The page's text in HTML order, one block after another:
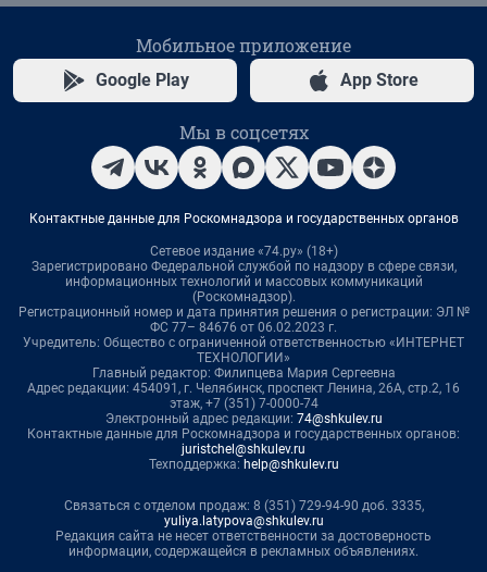
Мобильное приложение
Google Play App Store
Мы в соцсетях
Контактные данные для Роскомнадзора и государственных органов
Сетевое издание «74.ру» (18+)
Зарегистрировано Федеральной службой по надзору в сфере связи,
информационных технологий и массовых коммуникаций
(Роскомнадзор).
Регистрационный номер и дата принятия решения о регистрации: ЭЛ №
ФС 77– 84676 от 06.02.2023 г.
Учредитель: Общество с ограниченной ответственностью «ИНТЕРНЕТ
ТЕХНОЛОГИИ»
Главный редактор: Филипцева Мария Сергеевна
Адрес редакции: 454091, г. Челябинск, проспект Ленина, 26А, стр.2, 16
этаж, +7 (351) 7-0000-74
Электронный адрес редакции: 74@shkulev.ru
Контактные данные для Роскомнадзора и государственных органов:
juristchel@shkulev.ru
Техподдержка: help@shkulev.ru
Связаться с отделом продаж: 8 (351) 729-94-90 доб. 3335,
yuliya.latypova@shkulev.ru
Редакция сайта не несет ответственности за достоверность
информации, содержащейся в рекламных объявлениях.